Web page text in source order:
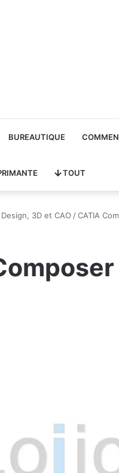
BUREAUTIQUE
TOUT
Design, 3D et CAO /CATIA